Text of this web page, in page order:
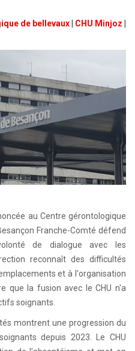
de bellevaux CHU Minjoz
au Centre gérontologique
Franche-Comté défend
de dialogue avec les
reconnaît des difficultés
et à l'organisation
que la fusion avec le CHU n'a
soignants.
montrent une progression du
depuis 2023. Le CHU